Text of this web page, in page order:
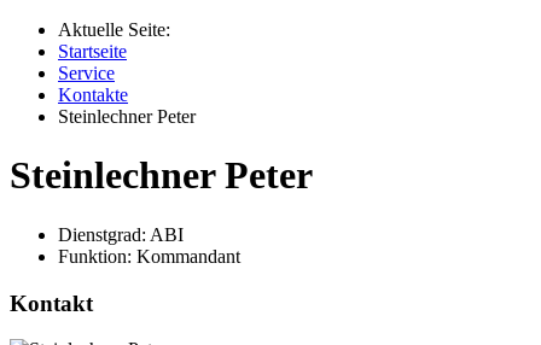
Aktuelle Seite:
Startseite
Service
Kontakte
Steinlechner Peter
Steinlechner Peter
Dienstgrad: ABI
Funktion: Kommandant
Kontakt